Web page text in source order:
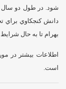
شود.
دانش كنجكاوي براي
بهرام تا به حال
است.